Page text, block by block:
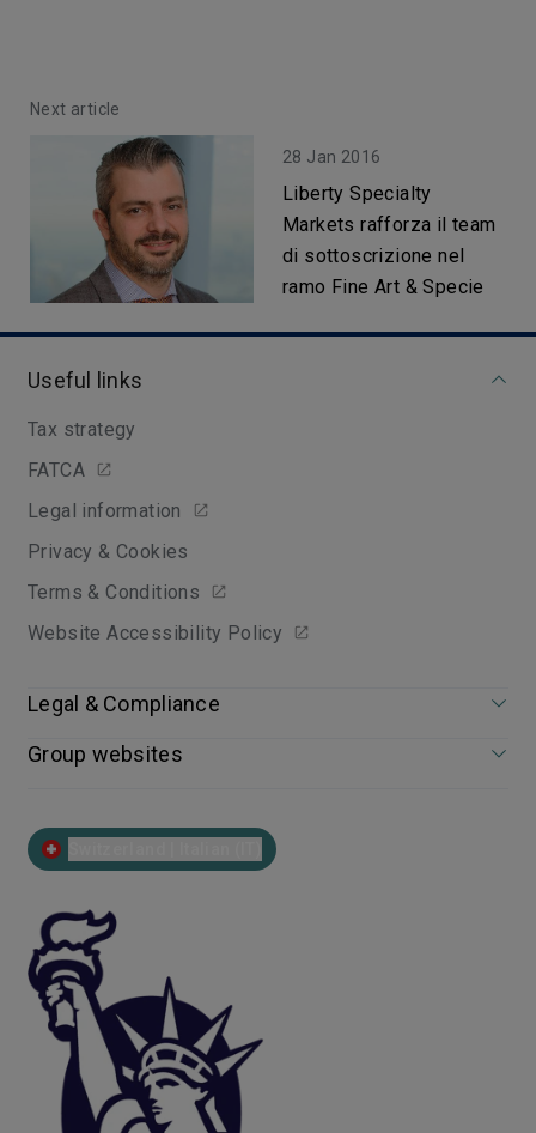
Next article
28 Jan 2016
Liberty Specialty
Markets rafforza il team
di sottoscrizione nel
ramo Fine Art & Specie
Useful links
Tax strategy
FATCA
Legal information
Privacy & Cookies
Terms & Conditions
Website Accessibility Policy
Legal & Compliance
Group websites